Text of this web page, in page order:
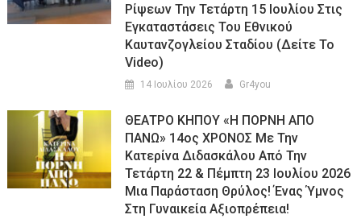
Ρίψεων Την Τετάρτη 15 Ιουλίου Στις
Εγκαταστάσεις Του Εθνικού
Καυτανζογλείου Σταδίου (Δείτε Το
Video)
14 Ιουλίου 2026 Gr4you
ΘΕΑΤΡΟ ΚΗΠΟΥ «Η ΠΟΡΝΗ ΑΠΟ
ΠΑΝΩ» 14ος ΧΡΟΝΟΣ Με Την
Κατερίνα Διδασκάλου Από Την
Τετάρτη 22 & Πέμπτη 23 Ιουλίου 2026
Μια Παράσταση Θρύλος! Ένας Ύμνος
Στη Γυναικεία Αξιοπρέπεια!